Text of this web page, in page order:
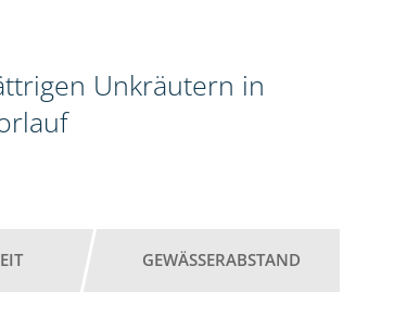
Unkräutern in
GEWÄSSERABSTAND